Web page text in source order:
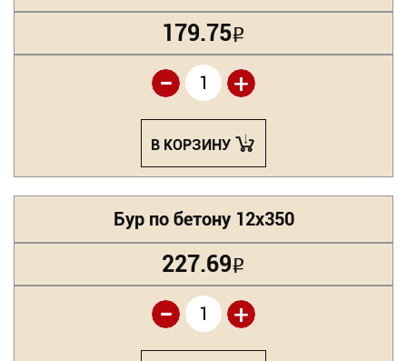
179.75Р
+
-
В КОРЗИНУ
Бур по бетону 12х350
227.69Р
+
-